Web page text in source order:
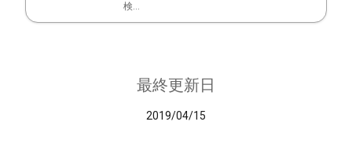
検...
最終更新日
2019/04/15